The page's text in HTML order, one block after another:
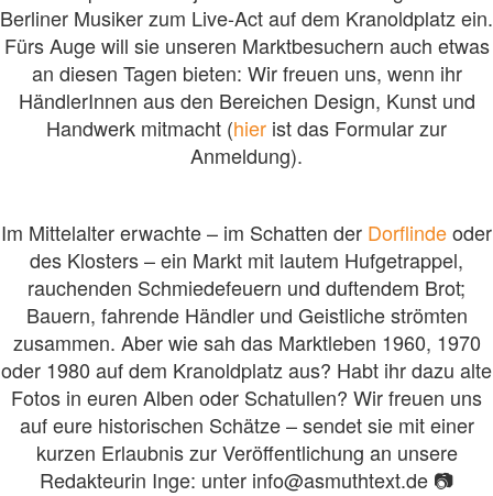
Berliner Musiker zum Live-Act auf dem Kranoldplatz ein.
Fürs Auge will sie unseren Marktbesuchern auch etwas
an diesen Tagen bieten: Wir freuen uns, wenn ihr
HändlerInnen aus den Bereichen Design, Kunst und
Handwerk mitmacht (hier ist das Formular zur
Anmeldung).
Im Mittelalter erwachte – im Schatten der Dorflindeoder
des Klosters – ein Markt mit lautem Hufgetrappel,
rauchenden Schmiedefeuern und duftendem Brot;
Bauern, fahrende Händler und Geistliche strömten
zusammen. Aber wie sah das Marktleben 1960, 1970
oder 1980 auf dem Kranoldplatz aus? Habt ihr dazu alte
Fotos in euren Alben oder Schatullen? Wir freuen uns
auf eure historischen Schätze – sendet sie mit einer
kurzen Erlaubnis zur Veröffentlichung an unsere
Redakteurin Inge: unter info@asmuthtext.de 📷